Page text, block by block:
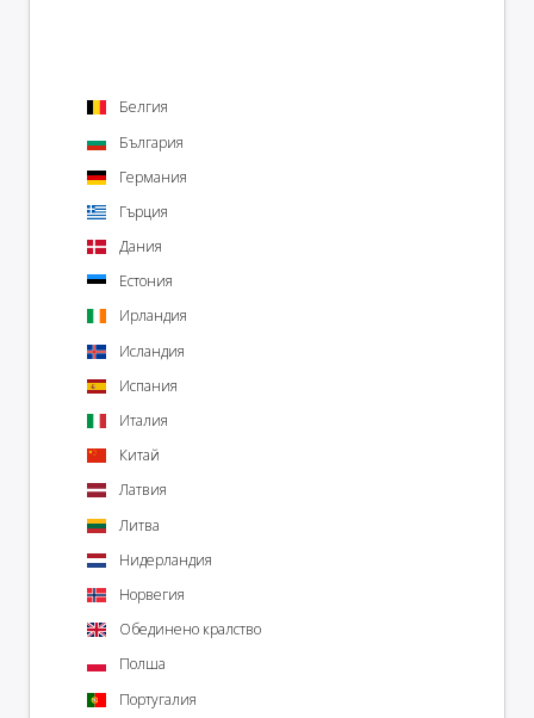
Белгия
България
Германия
Гърция
Дания
Естония
Ирландия
Исландия
Испания
Италия
Китай
Латвия
Литва
Нидерландия
Норвегия
Обединено кралство
Полша
Португалия